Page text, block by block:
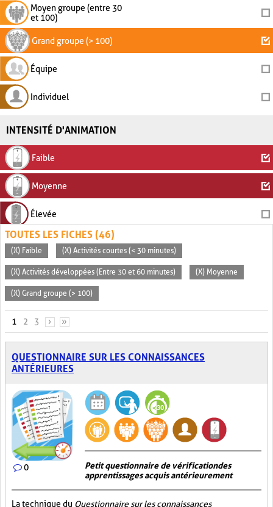
Moyen groupe (entre 30
et 100)
Grand groupe (> 100)
Équipe
Individuel
INTENSITÉ D'ANIMATION
Faible
Moyenne
Élevée
TOUTES LES FICHES (46)
(X) Faible (X) Activités courtes (< 30 minutes)
(X) Activités développées (Entre 30 et 60 minutes) (X) Moyenne
(X) Grand groupe (> 100)
PAGES
1 2 3 › »
QUESTIONNAIRE SUR LES CONNAISSANCES
ANTÉRIEURES
0
Petit questionnaire de vérification des
apprentissages acquis antérieurement
La technique du Questionnaire sur les connaissances